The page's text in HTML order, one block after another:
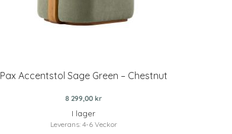
Pax Accentstol Sage Green – Chestnut
8 299,00 kr
I lager
Leverans: 4-6 Veckor